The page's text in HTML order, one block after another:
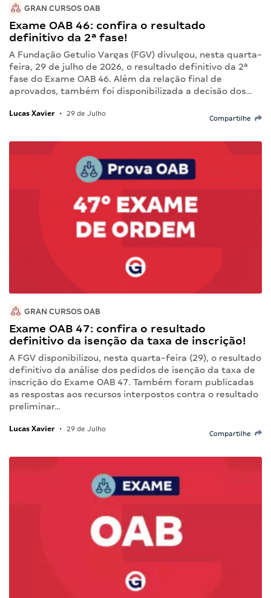
GRAN CURSOS OAB
Exame OAB 46: confira o resultado
definitivo da 2ª fase!
A Fundação Getulio Vargas (FGV) divulgou, nesta quarta-
feira, 29 de julho de 2026, o resultado definitivo da 2ª
fase do Exame OAB 46. Além da relação final de
aprovados, também foi disponibilizada a decisão dos…
Lucas Xavier • 29 de Julho
Compartilhe
GRAN CURSOS OAB
Exame OAB 47: confira o resultado
definitivo da isenção da taxa de inscrição!
A FGV disponibilizou, nesta quarta-feira (29), o resultado
definitivo da análise dos pedidos de isenção da taxa de
inscrição do Exame OAB 47. Também foram publicadas
as respostas aos recursos interpostos contra o resultado
preliminar…
Lucas Xavier • 29 de Julho
Compartilhe